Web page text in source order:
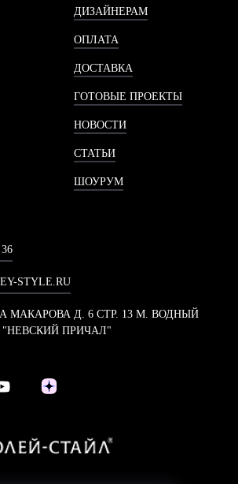
ДИЗАЙНЕРАМ
ОПЛАТА
ДОСТАВКА
ГОТОВЫЕ ПРОЕКТЫ
НОВОСТИ
СТАТЬИ
ШОУРУМ
STYLE.RU
МАКАРОВА Д. 6 СТР. 13 М. ВОДНЫЙ
ПРИЧАЛ"